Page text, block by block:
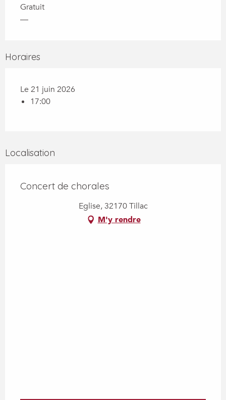
Gratuit
—
Horaires
Le 21 juin 2026
17:00
Localisation
Concert de chorales
Eglise, 32170 Tillac
M'y rendre